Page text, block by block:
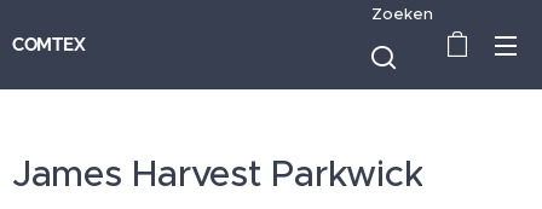
COMTEX
Zoeken
James Harvest Parkwick